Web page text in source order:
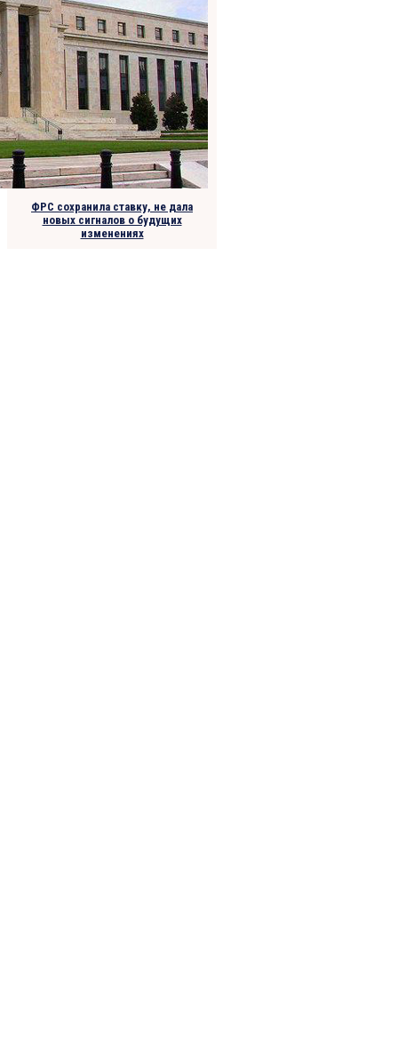
ФРС сохранила ставку, не дала
новых сигналов о будущих
изменениях